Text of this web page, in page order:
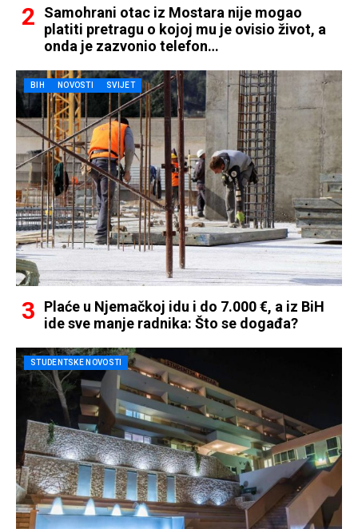
Samohrani otac iz Mostara nije mogao
platiti pretragu o kojoj mu je ovisio život, a
onda je zazvonio telefon…
BIH NOVOSTI SVIJET
Plaće u Njemačkoj idu i do 7.000 €, a iz BiH
ide sve manje radnika: Što se događa?
STUDENTSKE NOVOSTI